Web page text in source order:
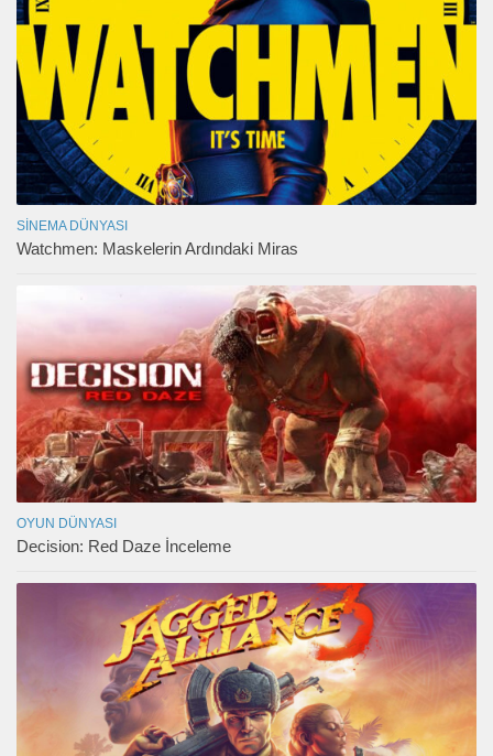
SINEMA DÜNYASI
Watchmen: Maskelerin Ardındaki Miras
OYUN DÜNYASI
Decision: Red Daze İnceleme